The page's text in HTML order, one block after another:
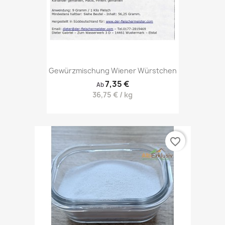
Gewürzmischung Wiener Würstchen
Ab7,35 €
36,75 € / kg
favorite_border